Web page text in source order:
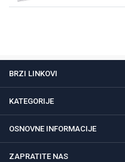
BRZI LINKOVI
KATEGORIJE
OSNOVNE INFORMACIJE
ZAPRATITE NAS